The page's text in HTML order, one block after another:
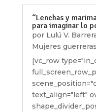
“Lenchas y
para imaginar lo
por Lulú V.
Mujeres guerreras
[vc_row
text_align="left"